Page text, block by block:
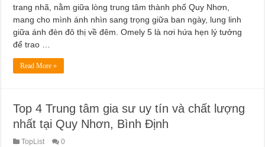
trang nhã, nằm giữa lòng trung tâm thành phố Quy Nhơn,
mang cho mình ánh nhìn sang trọng giữa ban ngày, lung linh
giữa ánh đèn đô thị về đêm. Omely 5 là nơi hứa hẹn lý tưởng
để trao …
Read More »
Top 4 Trung tâm gia sư uy tín và chất lượng
nhất tại Quy Nhơn, Bình Định
TopList 0